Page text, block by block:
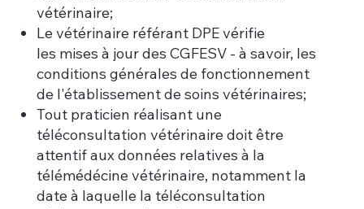
vétérinaire;
Le vétérinaire référant DPE vérifie
les mises à jour des CGFESV - à savoir, les
conditions générales de fonctionnement
de l'établissement de soins vétérinaires;
Tout praticien réalisant une
téléconsultation vétérinaire doit être
attentif aux données relatives à la
télémédécine vétérinaire, notamment la
date à laquelle la téléconsultation